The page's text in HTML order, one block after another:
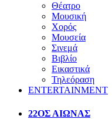
Θέατρο
Μουσική
Χορός
Μουσεία
Σινεμά
Βιβλίο
Εικαστικά
Τηλεόραση
ENTERTAINMENT
22ΟΣ ΑΙΩΝΑΣ